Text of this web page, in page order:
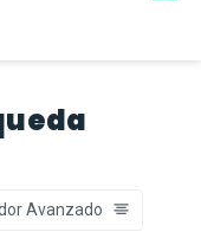
Avanzado